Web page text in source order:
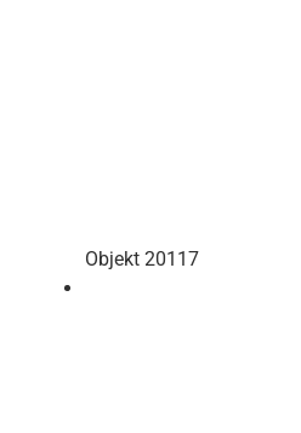
Objekt 20117